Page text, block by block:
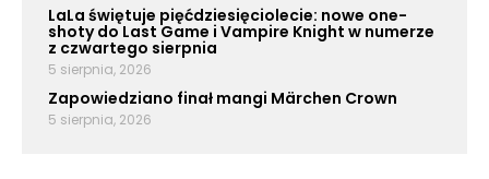
LaLa świętuje pięćdziesięciolecie: nowe one-
shoty do Last Game i Vampire Knight w numerze
z czwartego sierpnia
5 sierpnia, 2026
Zapowiedziano finał mangi Märchen Crown
5 sierpnia, 2026